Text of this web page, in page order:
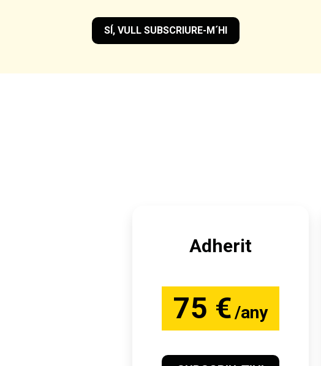
SÍ, VULL SUBSCRIURE-M´HI
Adherit
75 €/any